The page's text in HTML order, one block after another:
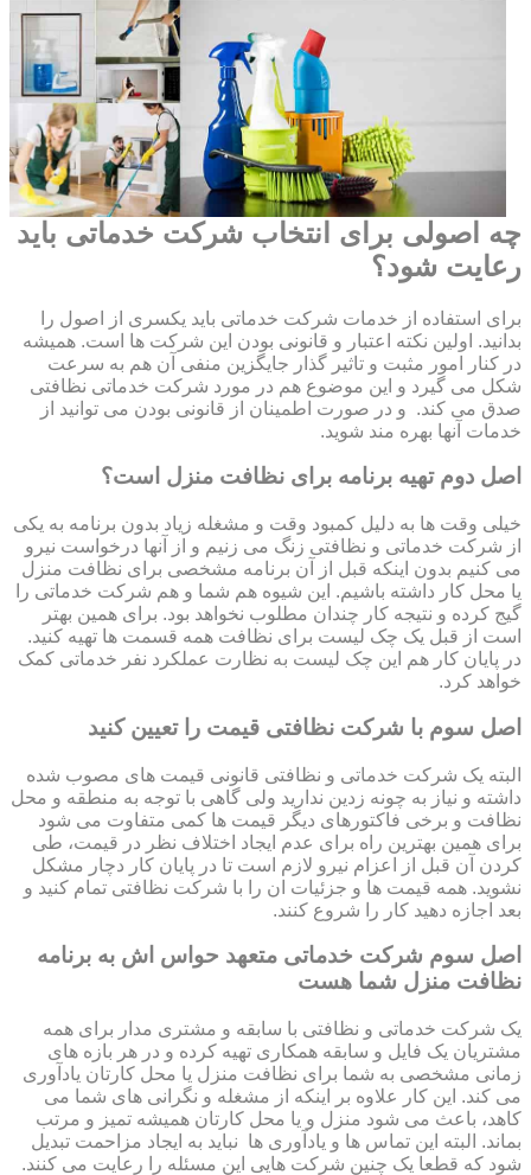
چه اصولی برای انتخاب شرکت خدماتی باید
رعایت شود؟
برای استفاده از خدمات شرکت خدماتی باید یکسری از اصول را
بدانید. اولین نکته اعتبار و قانونی بودن این شرکت ها است. همیشه
در کنار امور مثبت و تاثیر گذار جایگزین منفی آن هم به سرعت
شکل می گیرد و این موضوع هم در مورد شرکت خدماتی نظافتی
صدق می کند. و در صورت اطمینان از قانونی بودن می توانید از
خدمات آنها بهره مند شوید.
اصل دوم تهیه برنامه برای نظافت منزل است؟
خیلی وقت ها به دلیل کمبود وقت و مشغله زیاد بدون برنامه به یکی
از شرکت خدماتی و نظافتی زنگ می زنیم و از آنها درخواست نیرو
می کنیم بدون اینکه قبل از آن برنامه مشخصی برای نظافت منزل
یا محل کار داشته باشیم. این شیوه هم شما و هم شرکت خدماتی را
گیج کرده و نتیجه کار چندان مطلوب نخواهد بود. برای همین بهتر
است از قبل یک چک لیست برای نظافت همه قسمت ها تهیه کنید.
در پایان کار هم این چک لیست به نظارت عملکرد نفر خدماتی کمک
خواهد کرد.
اصل سوم با شرکت نظافتی قیمت را تعیین کنید
البته یک شرکت خدماتی و نظافتی قانونی قیمت های مصوب شده
داشته و نیاز به چونه زدین ندارید ولی گاهی با توجه به منطقه و محل
نظافت و برخی فاکتورهای دیگر قیمت ها کمی متفاوت می شود
برای همین بهترین راه برای عدم ایجاد اختلاف نظر در قیمت، طی
کردن آن قبل از اعزام نیرو لازم است تا در پایان کار دچار مشکل
نشوید. همه قیمت ها و جزئیات ان را با شرکت نظافتی تمام کنید و
بعد اجازه دهید کار را شروع کنند.
اصل سوم شرکت خدماتی متعهد حواس اش به برنامه
نظافت منزل شما هست
یک شرکت خدماتی و نظافتی با سابقه و مشتری مدار برای همه
مشتریان یک فایل و سابقه همکاری تهیه کرده و در هر بازه های
زمانی مشخصی به شما برای نظافت منزل یا محل کارتان یادآوری
می کند. این کار علاوه بر اینکه از مشغله و نگرانی های شما می
کاهد، باعث می شود منزل و یا محل کارتان همیشه تمیز و مرتب
بماند. البته این تماس ها و یادآوری ها نباید به ایجاد مزاحمت تبدیل
شود که قطعا یک چنین شرکت هایی این مسئله را رعایت می کنند.